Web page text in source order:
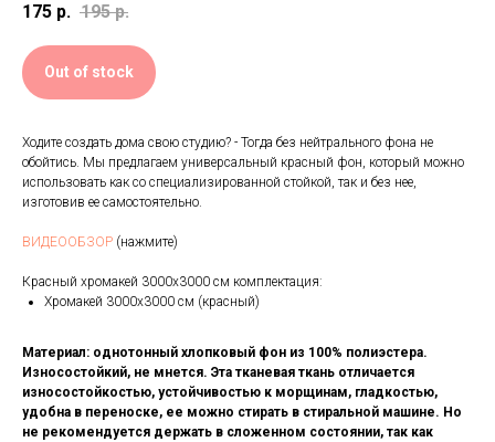
175 р. 195 р.
Out of stock
Ходите создать дома свою студию? - Тогда без нейтрального фона не
обойтись. Мы предлагаем универсальный красный фон, который можно
использовать как со специализированной стойкой, так и без нее,
изготовив ее самостоятельно.
ВИДЕООБЗОР (нажмите)
Красный хромакей 3000x3000 см комплектация:
Хромакей 3000x3000 см (красный)
Материал: однотонный хлопковый фон из 100% полиэстера.
Износостойкий, не мнется. Эта тканевая ткань отличается
износостойкостью, устойчивостью к морщинам, гладкостью,
удобна в переноске, ее можно стирать в стиральной машине. Но
не рекомендуется держать в сложенном состоянии, так как